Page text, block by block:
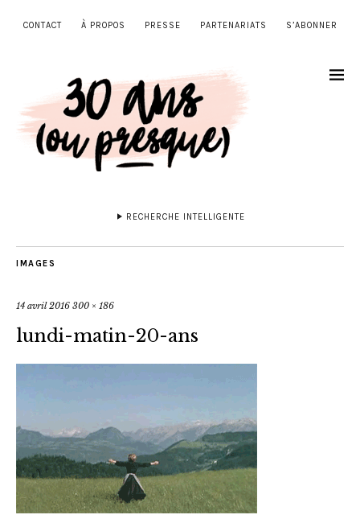
CONTACT À PROPOS PRESSE PARTENARIATS S’ABONNER
RECHERCHE INTELLIGENTE
IMAGES
14 avril 2016 300 × 186
lundi-matin-20-ans